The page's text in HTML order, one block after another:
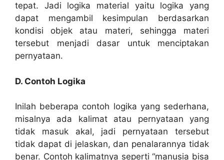
tepat. Jadi logika material yaitu logika yang
dapat mengambil kesimpulan berdasarkan
kondisi objek atau materi, sehingga materi
tersebut menjadi dasar untuk menciptakan
pernyataan.
D. Contoh Logika
Inilah beberapa contoh logika yang sederhana,
misalnya ada kalimat atau pernyataan yang
tidak masuk akal, jadi pernyataan tersebut
tidak dapat di jelaskan, dan penalarannya tidak
benar. Contoh kalimatnya seperti “manusia bisa